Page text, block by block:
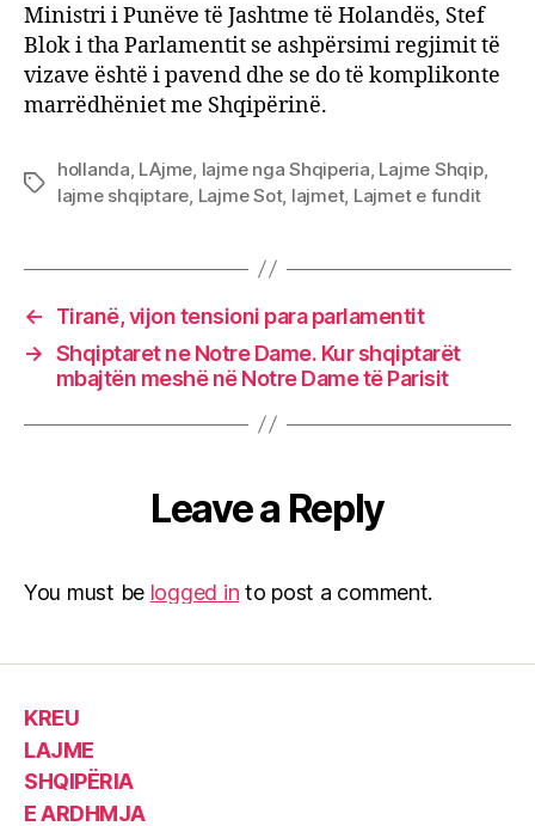
Ministri i Punëve të Jashtme të Holandës, Stef
Blok i tha Parlamentit se ashpërsimi regjimit të
vizave është i pavend dhe se do të komplikonte
marrëdhëniet me Shqipërinë.
Tags
hollanda, LAjme, lajme nga Shqiperia, Lajme Shqip,
lajme shqiptare, Lajme Sot, lajmet, Lajmet e fundit
←
Tiranë, vijon tensioni para parlamentit
→ Shqiptaret ne Notre Dame. Kur shqiptarët
mbajtën meshë në Notre Dame të Parisit
Leave a Reply
You must be logged in to post a comment.
KREU
LAJME
SHQIPËRIA
E ARDHMJA